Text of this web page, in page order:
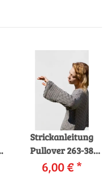
Strickanleitung
Pullover 263-38
LANGYARNS BABY
COTTON als
6,00 €*